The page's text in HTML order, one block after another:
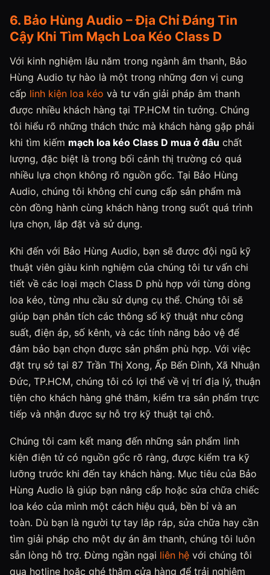
6. Bảo Hùng Audio – Địa Chỉ Đáng Tin
Cậy Khi Tìm Mạch Loa Kéo Class D
Với kinh nghiệm lâu năm trong ngành âm thanh, Bảo
Hùng Audio tự hào là một trong những đơn vị cung
cấp linh kiện loa kéo và tư vấn giải pháp âm thanh
được nhiều khách hàng tại TP.HCM tin tưởng. Chúng
tôi hiểu rõ những thách thức mà khách hàng gặp phải
khi tìm kiếm mạch loa kéo Class D mua ở đâu chất
lượng, đặc biệt là trong bối cảnh thị trường có quá
nhiều lựa chọn không rõ nguồn gốc. Tại Bảo Hùng
Audio, chúng tôi không chỉ cung cấp sản phẩm mà
còn đồng hành cùng khách hàng trong suốt quá trình
lựa chọn, lắp đặt và sử dụng.
Khi đến với Bảo Hùng Audio, bạn sẽ được đội ngũ kỹ
thuật viên giàu kinh nghiệm của chúng tôi tư vấn chi
tiết về các loại mạch Class D phù hợp với từng dòng
loa kéo, từng nhu cầu sử dụng cụ thể. Chúng tôi sẽ
giúp bạn phân tích các thông số kỹ thuật như công
suất, điện áp, số kênh, và các tính năng bảo vệ để
đảm bảo bạn chọn được sản phẩm phù hợp. Với việc
đặt trụ sở tại 87 Trần Thị Xong, Ấp Bến Đình, Xã Nhuận
Đức, TP.HCM, chúng tôi có lợi thế về vị trí địa lý, thuận
tiện cho khách hàng ghé thăm, kiểm tra sản phẩm trực
tiếp và nhận được sự hỗ trợ kỹ thuật tại chỗ.
Chúng tôi cam kết mang đến những sản phẩm linh
kiện điện tử có nguồn gốc rõ ràng, được kiểm tra kỹ
lưỡng trước khi đến tay khách hàng. Mục tiêu của Bảo
Hùng Audio là giúp bạn nâng cấp hoặc sửa chữa chiếc
loa kéo của mình một cách hiệu quả, bền bỉ và an
toàn. Dù bạn là người tự tay lắp ráp, sửa chữa hay cần
tìm giải pháp cho một dự án âm thanh, chúng tôi luôn
sẵn lòng hỗ trợ. Đừng ngần ngại liên hệ với chúng tôi
qua hotline hoặc ghé thăm cửa hàng để trải nghiệm